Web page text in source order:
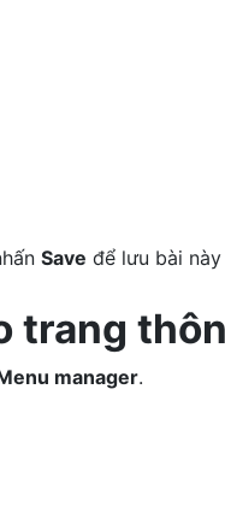
Save để lưu bài này
trang
manager.